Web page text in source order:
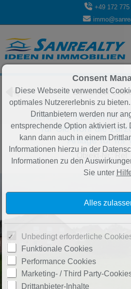
+49 172
Zurück zur
BEREITS VERKAUFT
für Sie wohl die
Anlage für Ihr
Consent
Diese Webseite verwendet
optimales Nutzererlebnis zu
Drittanbietern werden nur
entsprechende Option aktiviert ist.
kann dann auch in einem
Informationen hierzu in der
Informationen zu den
Sie unter
Unbedingt erforderliche
Funktionale Cookies
Performance Cookies
Marketing- / Third Party-
Drittanbieter-Inhalte